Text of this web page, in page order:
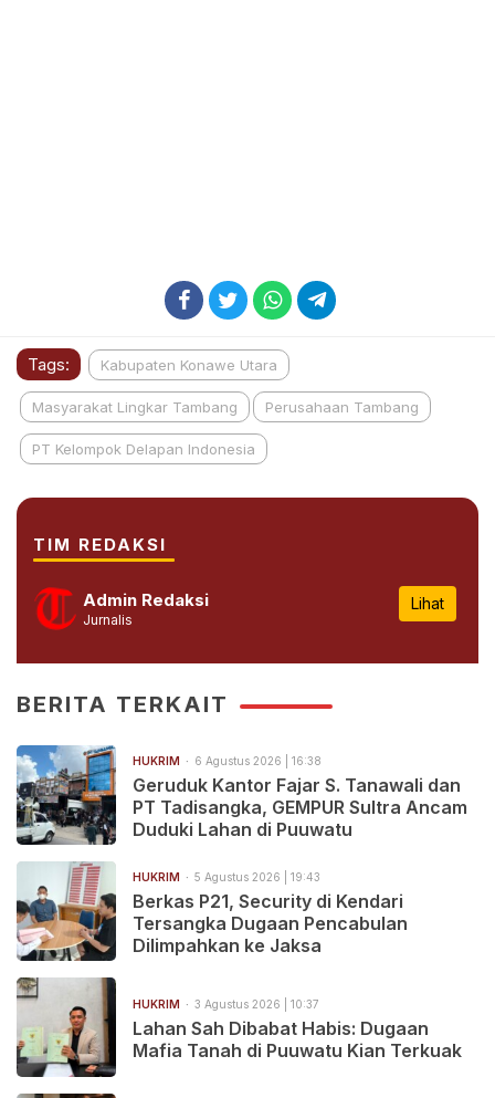
Tags: Kabupaten Konawe Utara
Masyarakat Lingkar Tambang Perusahaan Tambang
PT Kelompok Delapan Indonesia
TIM REDAKSI
Admin Redaksi
Jurnalis
Lihat
BERITA TERKAIT
HUKRIM 6 Agustus 2026 | 16:38
Geruduk Kantor Fajar S. Tanawali dan
PT Tadisangka, GEMPUR Sultra Ancam
Duduki Lahan di Puuwatu
HUKRIM 5 Agustus 2026 | 19:43
Berkas P21, Security di Kendari
Tersangka Dugaan Pencabulan
Dilimpahkan ke Jaksa
HUKRIM 3 Agustus 2026 | 10:37
Lahan Sah Dibabat Habis: Dugaan
Mafia Tanah di Puuwatu Kian Terkuak